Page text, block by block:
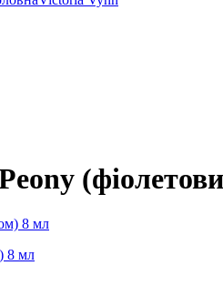
8 мл